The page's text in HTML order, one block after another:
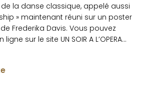
la danse classique, appelé aussi
» maintenant réuni sur un poster
Frederika Davis. Vous pouvez
sur le site UN SOIR A L’OPERA…